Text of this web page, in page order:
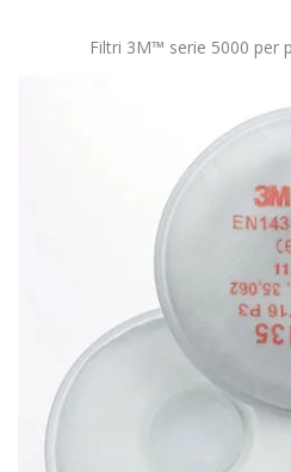
Filtri 3M™ serie 5000 per